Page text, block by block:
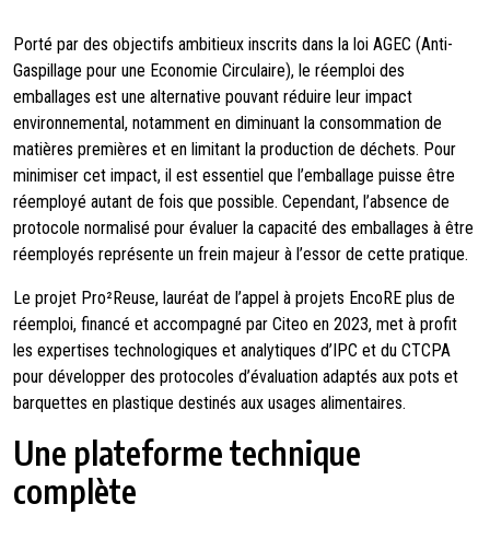
Porté par des objectifs ambitieux inscrits dans la loi AGEC (Anti-
Gaspillage pour une Economie Circulaire), le réemploi des
emballages est une alternative pouvant réduire leur impact
environnemental, notamment en diminuant la consommation de
matières premières et en limitant la production de déchets. Pour
minimiser cet impact, il est essentiel que l’emballage puisse être
réemployé autant de fois que possible. Cependant, l’absence de
protocole normalisé pour évaluer la capacité des emballages à être
réemployés représente un frein majeur à l’essor de cette pratique.
Le projet Pro²Reuse, lauréat de l’appel à projets EncoRE plus de
réemploi, financé et accompagné par Citeo en 2023, met à profit
les expertises technologiques et analytiques d’IPC et du CTCPA
pour développer des protocoles d’évaluation adaptés aux pots et
barquettes en plastique destinés aux usages alimentaires.
Une plateforme technique
complète